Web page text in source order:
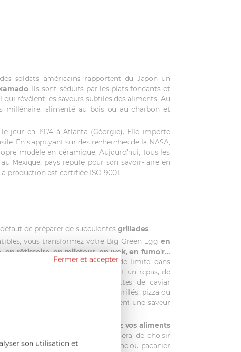
soldats américains rapportent du Japon un
. Ils sont séduits par les plats fondants et
révèlent les saveurs subtiles des aliments. Au
millénaire, alimenté au bois ou au charbon et
jour en 1974 à Atlanta (Géorgie). Elle importe
En s'appuyant sur des recherches de la NASA,
modèle en céramique. Aujourd'hui, tous les
Mexique, pays réputé pour son savoir-faire en
production est certifiée ISO 9001.
de préparer de succulentes grillades.
vous transformez votre Big Green Egg en
en rôtissoire, en mijoteur, en wok, en fumoir...
: vous n'avez plus de limite dans
vous préparez dehors tout un repas, de
: à vous les délicieuses recettes de caviar
et grillées, légumes sautés ou grillés, pizza ou
oriental... Tous vos plats prennent une saveur
Egg sur les braises, vous
fumez vos aliments
. Le plus difficile sera de choisir
: cerisier, pommier, noyer blanc ou pacanier
Fermer et accepter
son utilisation et